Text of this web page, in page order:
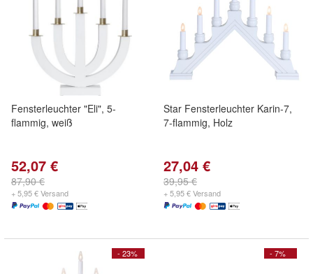
Fensterleuchter "Eli", 5-
flammig, weiß
52,07 €
87,90 €
+ 5,95 € Versand
Star Fensterleuchter Karin-7,
7-flammig, Holz
27,04 €
39,95 €
+ 5,95 € Versand
- 23% - 7%